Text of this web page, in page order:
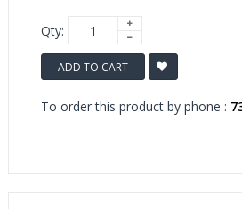
Qty:
ADD TO CART
To order this product by phone :